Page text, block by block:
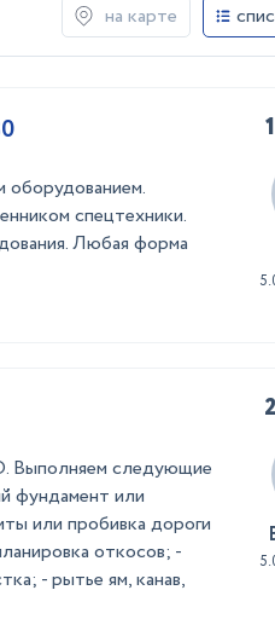
на карте
оборудованием.
спецтехники.
Любая форма
Выполняем следующие
фундамент или
или пробивка дороги
откосов; -
- рытье ям, канав,